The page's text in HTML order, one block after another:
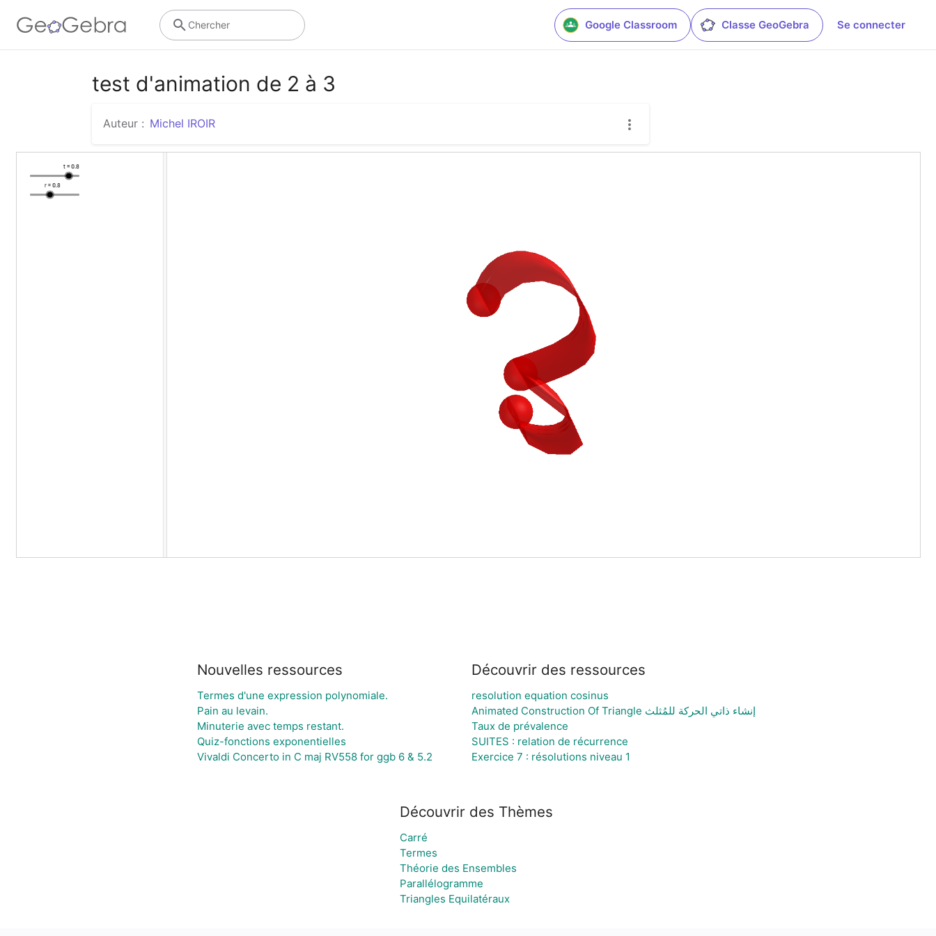
Google Classroom Classe GeoGebra Se connecter
Chercher
test d'animation de 2 à 3
Auteur : Michel IROIR
Nouvelles ressources
Termes d'une expression polynomiale.
Pain au levain.
Minuterie avec temps restant.
Quiz-fonctions exponentielles
Vivaldi Concerto in C maj RV558 for ggb 6 & 5.2
Découvrir des ressources
resolution equation cosinus
Animated Construction Of Triangle إنشاء ذاتي الحركة للمُثلث
Taux de prévalence
SUITES : relation de récurrence
Exercice 7 : résolutions niveau 1
Découvrir des Thèmes
Carré
Termes
Théorie des Ensembles
Parallélogramme
Triangles Equilatéraux